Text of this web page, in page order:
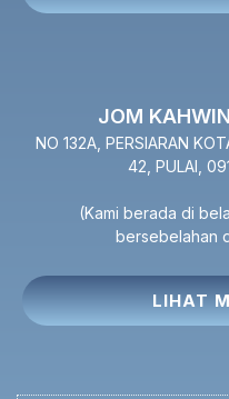
JOM
NO 132A, PERSIARAN
42, PULAI,
(Kami berada di
bersebelahan
LIHAT